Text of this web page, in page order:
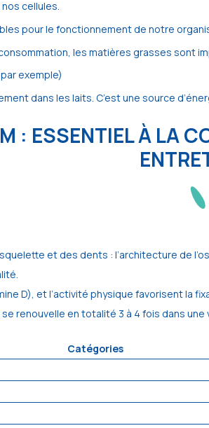
cellules.
pour le fonctionnement de notre
les matières grasses
exemple)
dans les laits. C’est une source
: ESSENTIEL À LA
et des dents : l’architecture de
D), et l’activité physique favorisent la
renouvelle en totalité 3 à 4 fois dans une
Catégories